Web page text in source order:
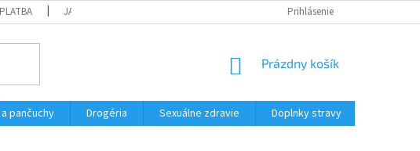
JAK REKLAMOVAT ZBOŽÍ VŠEOBECNÉ OBCHODNÉ PODMIENKY
Prihlásenie
NÁKUPNÝ
Prázdny košík
pančuchy Drogéria Sexuálne zdravie Doplnky stravy